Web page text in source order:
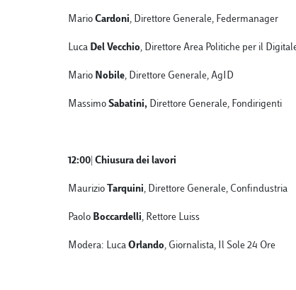
Mario Cardoni, Direttore Generale, Federmanager
Luca Del Vecchio, Direttore Area Politiche per il
Mario Nobile, Direttore Generale, AgID
Massimo Sabatini, Direttore Generale, Fondirigenti
12:00| Chiusura dei lavori
Maurizio Tarquini, Direttore Generale, Confindustria
Paolo Boccardelli, Rettore Luiss
Modera: Luca Orlando, Giornalista, Il Sole 24 Ore